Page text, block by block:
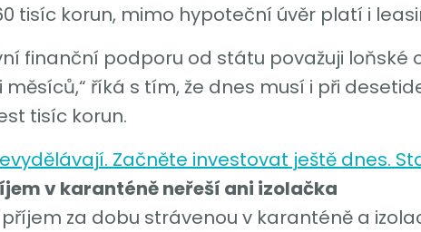
tisíc korun, mimo hypoteční úvěr platí i
finanční podporu od státu považuji
měsíců,“ říká s tím, že dnes musí i při
tisíc korun.
Začněte investovat ještě dnes.
v karanténě neřeší ani izolačka
za dobu strávenou v karanténě a